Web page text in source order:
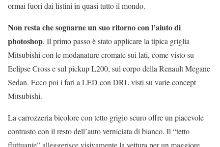
ormai fuori dai listini in quasi tutto il mondo.
Non resta che sognarne un suo ritorno con l’aiuto di
photoshop. Il primo passo è stato applicare la tipica griglia
Mitsubishi con le modanature cromate sui lati, come visto su
Eclipse Cross e sul pickup L200, sul corpo della Renault Megane
Sedan. Ecco poi i fari a LED con DRL visti su varie concept
Mitsubishi.
La carrozzeria bicolore con tetto grigio scuro offre un piacevole
contrasto con il resto dell’auto verniciata di bianco. Il “tetto